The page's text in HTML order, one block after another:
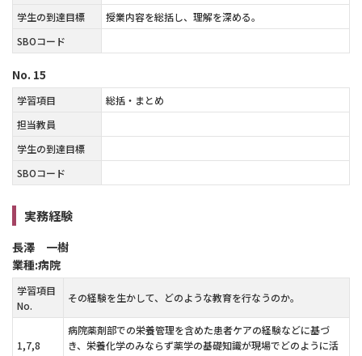
学生の到達目標
授業内容を総括し、理解を深める。
SBOコード
No. 15
学習項目
総括・まとめ
担当教員
学生の到達目標
SBOコード
実務経験
長澤 一樹
業種:病院
学習項目
No.
その経験を生かして、どのような教育を行なうのか。
1,7,8
病院薬剤部での栄養管理を含めた患者ケアの経験などに基づ
き、栄養化学のみならず薬学の基礎知識が現場でどのように活